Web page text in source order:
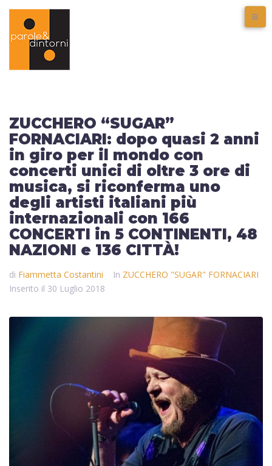
ZUCCHERO “SUGAR”
FORNACIARI: dopo quasi 2 anni
in giro per il mondo con
concerti unici di oltre 3 ore di
musica, si riconferma uno
degli artisti italiani più
internazionali con 166
CONCERTI in 5 CONTINENTI, 48
NAZIONI e 136 CITTÀ!
di Fiammetta Costantini In ZUCCHERO "SUGAR" FORNACIARI
Inserito il 30 Luglio 2018